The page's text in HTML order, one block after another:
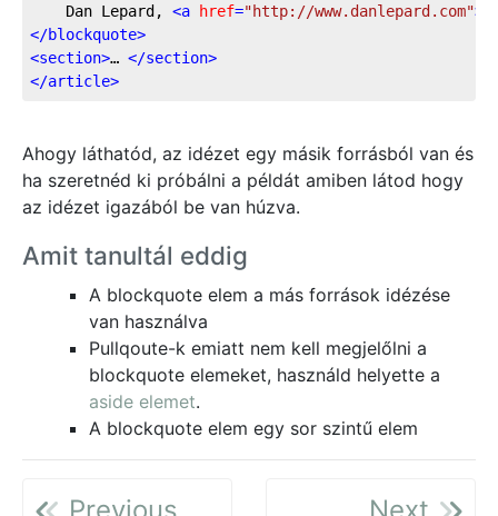
	Dan Lepard,
<a href="http://www.danlepard.com">
</blockquote>
<section>… </section>
</article>
Ahogy láthatód, az idézet egy másik forrásból van és
ha szeretnéd ki próbálni a példát amiben látod hogy
az idézet igazából be van húzva.
Amit tanultál eddig
A blockquote elem a más források idézése
van használva
Pullqoute-k emiatt nem kell megjelőlni a
blockquote elemeket, használd helyette a
aside elemet.
A blockquote elem egy sor szintű elem